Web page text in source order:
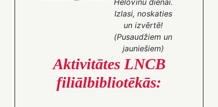
Helovīnu dienai.
Izlasi, noskaties
un izvērtē!
(Pusaudžiem un
jauniešiem)
Aktivitātes LNCB
filiālbibliotēkās: